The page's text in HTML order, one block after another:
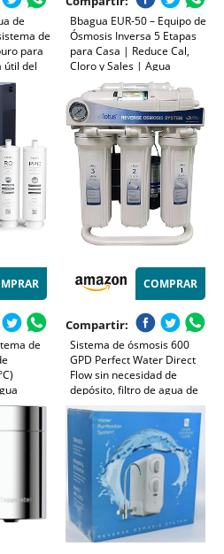
de
de
para
útil del
Bbagua EUR-50 – Equipo de
Ósmosis Inversa 5 Etapas
para Casa | Reduce Cal,
Cloro y Sales | Agua
Purificada de Baja
Mineralización | Sistema
Bajo Fregadero con Filtros y
Membrana
de
8 Ajustes
Puro-
COMPRAR
Compartir:
Sistema de ósmosis 600
GPD Perfect Water Direct
Flow sin necesidad de
depósito, filtro de agua de
ósmosis inversa